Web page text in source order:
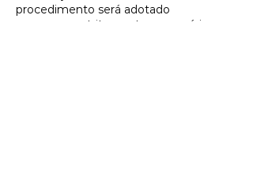
procedimento será adotado
apenas se estritamente necessário, e o